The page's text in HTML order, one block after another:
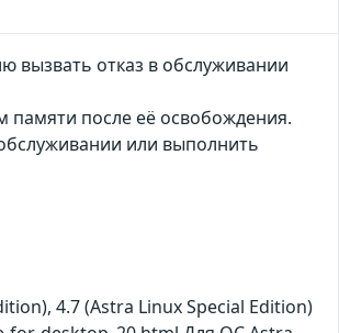
вызвать отказ в обслуживании
памяти после её освобождения.
или выполнить
4.7 (Astra Linux Special Edition)